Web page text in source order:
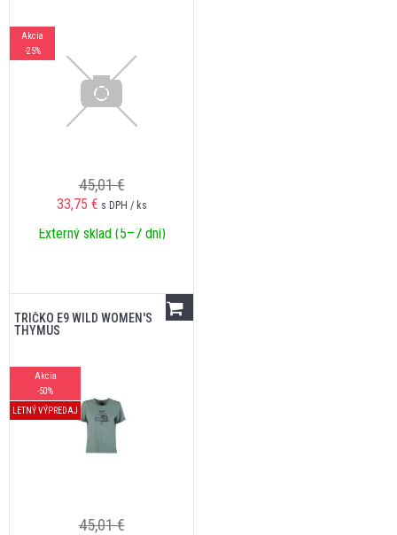
Akcia
-25%
45,01 €
33,75 € s DPH / ks
Externý sklad (5–7 dní)
TRIČKO E9 WILD WOMEN'S
THYMUS
Akcia
-50%
LETNÝ VÝPREDAJ
45,01 €